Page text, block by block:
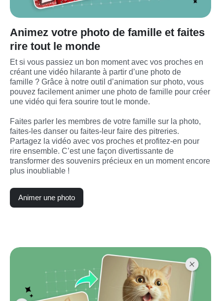
Animez votre photo de famille et faites
rire tout le monde
Et si vous passiez un bon moment avec vos proches en
créant une vidéo hilarante à partir d’une photo de
famille ? Grâce à notre outil d’animation sur photo, vous
pouvez facilement animer une photo de famille pour créer
une vidéo qui fera sourire tout le monde.
Faites parler les membres de votre famille sur la photo,
faites-les danser ou faites-leur faire des pitreries.
Partagez la vidéo avec vos proches et profitez-en pour
rire ensemble. C’est une façon divertissante de
transformer des souvenirs précieux en un moment encore
plus inoubliable !
Animer une photo